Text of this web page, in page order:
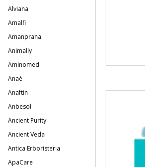
Alviana
Amalfi
Amanprana
Animally
Aminomed
Anaé
Anaftin
Anbesol
Ancient Purity
Ancient Veda
Antica Erboristeria
ApaCare